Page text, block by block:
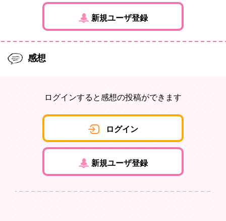
新規ユーザ登録
感想
ログインすると感想の投稿ができます
ログイン
新規ユーザ登録